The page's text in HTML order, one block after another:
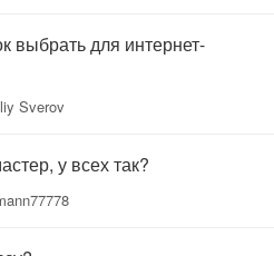
выбрать для интернет-
Sverov
у всех так?